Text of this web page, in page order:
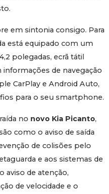
em sintonia consigo. Para
está equipado com um
polegadas, ecrã tátil
de navegação
CarPlay e Android Auto,
para o seu smartphone.
no novo Kia Picanto,
como o aviso de saída
de colisões pelo
e aos sistemas de
aviso de atenção,
de velocidade e o